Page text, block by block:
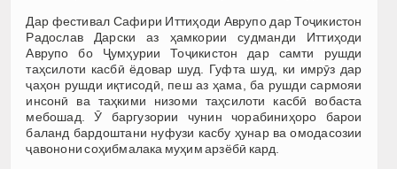
Дар фестивал Сафири Иттиҳоди Аврупо дар Тоҷикистон
Радослав Дарски аз ҳамкории судманди Иттиҳоди
Аврупо бо Ҷумҳурии Тоҷикистон дар самти рушди
таҳсилоти касбӣ ёдовар шуд. Гуфта шуд, ки имрӯз дар
ҷаҳон рушди иқтисодӣ, пеш аз ҳама, ба рушди сармояи
инсонӣ ва таҳкими низоми таҳсилоти касбӣ вобаста
мебошад. Ӯ баргузории чунин чорабиниҳоро барои
баланд бардоштани нуфузи касбу ҳунар ва омодасозии
ҷавонони соҳибмалака муҳим арзёбӣ кард.